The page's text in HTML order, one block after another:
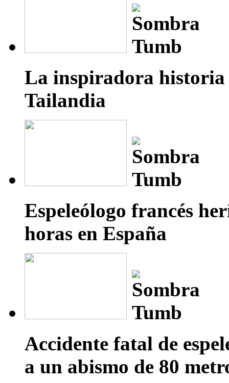
La inspiradora historia
Tailandia
Espeleólogo francés
horas en España
Accidente fatal de
a un abismo de 80